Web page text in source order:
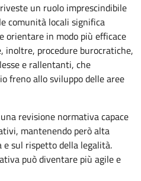
un ruolo imprescindibile
comunità locali significa
orientare in modo più efficace
inoltre, procedure burocratiche,
e rallentanti, che
freno allo sviluppo delle aree
revisione normativa capace
mantenendo però alta
e sul rispetto della legalità.
può diventare più agile e